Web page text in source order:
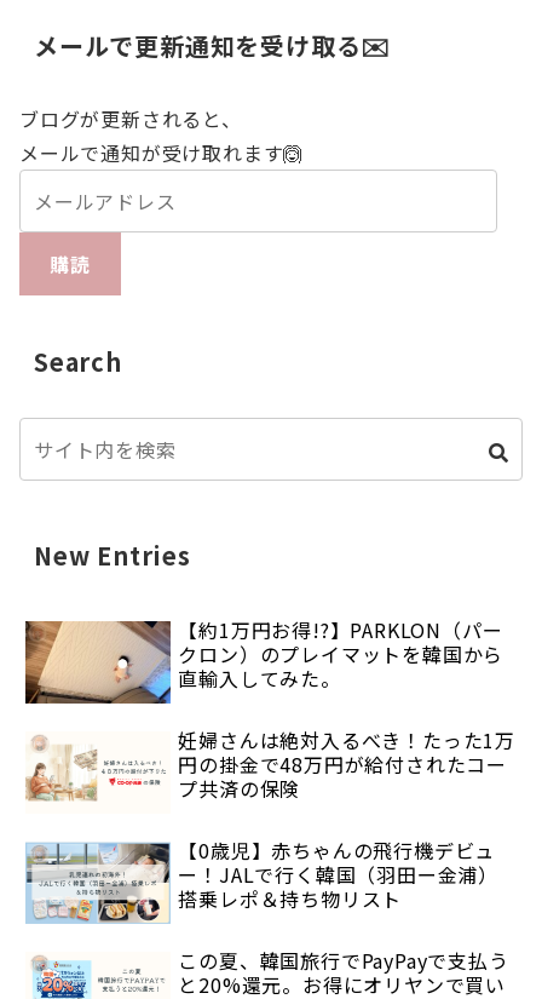
メールで更新通知を受け取る✉️
ブログが更新されると、
メールで通知が受け取れます🙆
購読
Search
New Entries
【約1万円お得!?】PARKLON（パー
クロン）のプレイマットを韓国から
直輸入してみた。
妊婦さんは絶対入るべき！たった1万
円の掛金で48万円が給付されたコー
プ共済の保険
【0歳児】赤ちゃんの飛行機デビュ
ー！JALで行く韓国（羽田ー金浦）
搭乗レポ＆持ち物リスト
この夏、韓国旅行でPayPayで支払う
と20%還元。お得にオリヤンで買い